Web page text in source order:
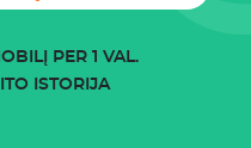
PER 1 VAL.
ISTORIJA